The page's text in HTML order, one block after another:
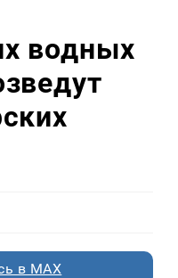
водных
в MAX